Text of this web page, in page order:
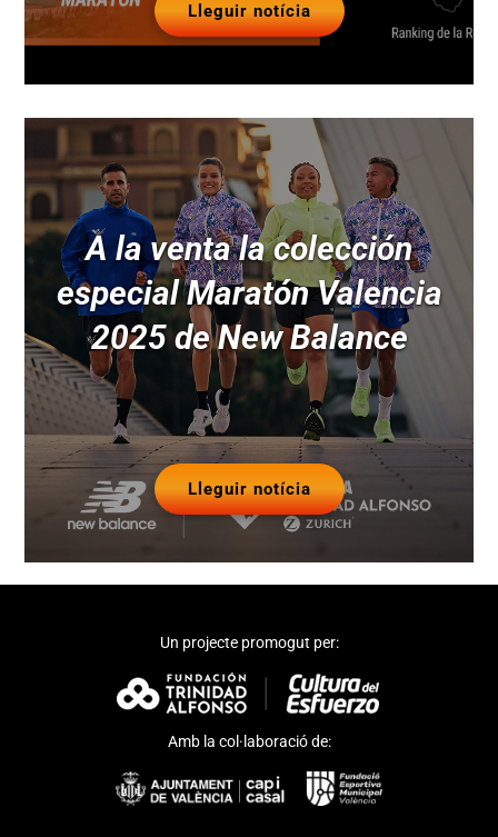
Lleguir notícia
A la venta la colección
especial Maratón Valencia
2025 de New Balance
Lleguir notícia
Un projecte promogut per:
Amb la col·laboració de: